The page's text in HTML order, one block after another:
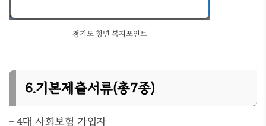
경기도 청년 복지포인트
6.기본제출서류(총7종)
- 4대 사회보험 가입자